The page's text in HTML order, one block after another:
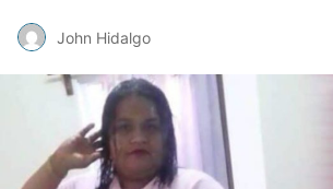
John Hidalgo